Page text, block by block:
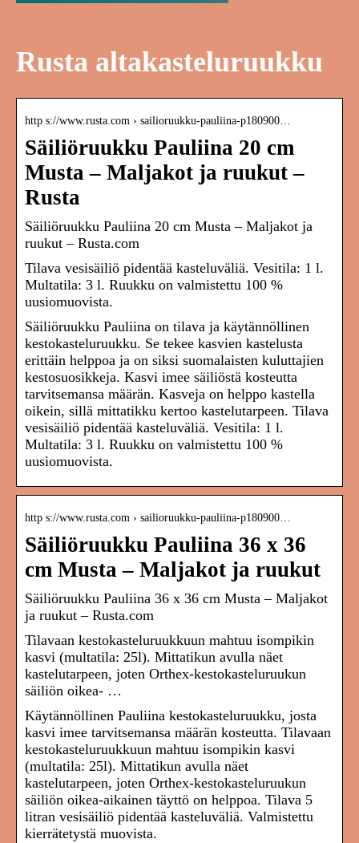
Rusta altakasteluruukku
http s://www.rusta.com › sailioruukku-pauliina-p180900…
Säiliöruukku Pauliina 20 cm
Musta – Maljakot ja ruukut –
Rusta
Säiliöruukku Pauliina 20 cm Musta – Maljakot ja
ruukut – Rusta.com
Tilava vesisäiliö pidentää kasteluväliä. Vesitila: 1 l.
Multatila: 3 l. Ruukku on valmistettu 100 %
uusiomuovista.
Säiliöruukku Pauliina on tilava ja käytännöllinen
kestokasteluruukku. Se tekee kasvien kastelusta
erittäin helppoa ja on siksi suomalaisten kuluttajien
kestosuosikkeja. Kasvi imee säiliöstä kosteutta
tarvitsemansa määrän. Kasveja on helppo kastella
oikein, sillä mittatikku kertoo kastelutarpeen. Tilava
vesisäiliö pidentää kasteluväliä. Vesitila: 1 l.
Multatila: 3 l. Ruukku on valmistettu 100 %
uusiomuovista.
http s://www.rusta.com › sailioruukku-pauliina-p180900…
Säiliöruukku Pauliina 36 x 36
cm Musta – Maljakot ja ruukut
Säiliöruukku Pauliina 36 x 36 cm Musta – Maljakot
ja ruukut – Rusta.com
Tilavaan kestokasteluruukkuun mahtuu isompikin
kasvi (multatila: 25l). Mittatikun avulla näet
kastelutarpeen, joten Orthex-kestokasteluruukun
säiliön oikea- …
Käytännöllinen Pauliina kestokasteluruukku, josta
kasvi imee tarvitsemansa määrän kosteutta. Tilavaan
kestokasteluruukkuun mahtuu isompikin kasvi
(multatila: 25l). Mittatikun avulla näet
kastelutarpeen, joten Orthex-kestokasteluruukun
säiliön oikea-aikainen täyttö on helppoa. Tilava 5
litran vesisäiliö pidentää kasteluväliä. Valmistettu
kierrätetystä muovista.